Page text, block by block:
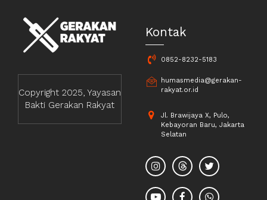
Copyright 2025, Yayasan
Bakti Gerakan Rakyat
Kontak
0852-8232-5183
humasmedia@gerakan-
rakyat.or.id
Jl. Brawijaya X, Pulo,
Kebayoran Baru, Jakarta
Selatan